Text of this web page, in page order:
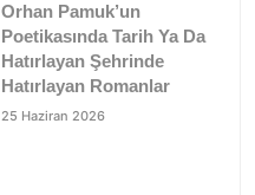
Orhan Pamuk’un
Poetikasında Tarih Ya Da
Hatırlayan Şehrinde
Hatırlayan Romanlar
25 Haziran 2026